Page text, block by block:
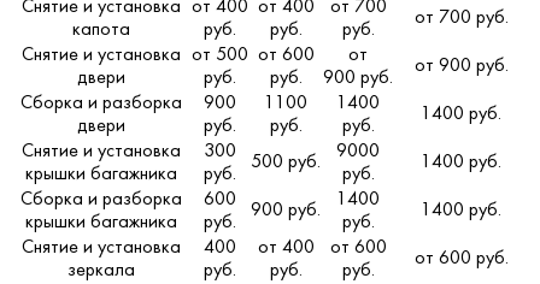
Снятие и установка
капота
от 400
руб.
от 400
руб.
от 700
руб.
от 700 руб.
Снятие и установка
двери
от 500
руб.
от 600
руб.
от
900 руб.
от 900 руб.
Сборка и разборка
двери
900
руб.
1100
руб.
1400
руб.
1400 руб.
Снятие и установка
крышки багажника
300
руб.
500 руб.
9000
руб.
1400 руб.
Сборка и разборка
крышки багажника
600
руб.
900 руб.
1400
руб.
1400 руб.
Снятие и установка
зеркала
400
руб.
от 400
руб.
от 600
руб.
от 600 руб.